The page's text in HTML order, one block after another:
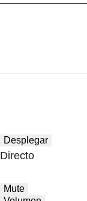
Desplegar
Directo
Mute